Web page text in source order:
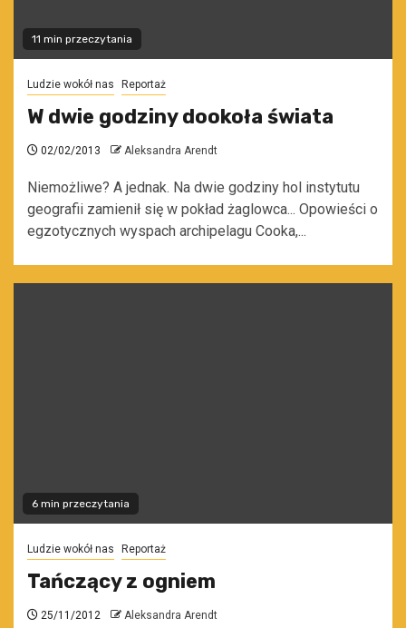
11 min przeczytania
Ludzie wokół nas Reportaż
W dwie godziny dookoła świata
02/02/2013 Aleksandra Arendt
Niemożliwe? A jednak. Na dwie godziny hol instytutu
geografii zamienił się w pokład żaglowca... Opowieści o
egzotycznych wyspach archipelagu Cooka,...
6 min przeczytania
Ludzie wokół nas Reportaż
Tańczący z ogniem
25/11/2012 Aleksandra Arendt